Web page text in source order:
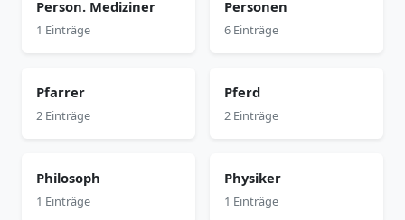
Person. Mediziner
1 Einträge
Personen
6 Einträge
Pfarrer
2 Einträge
Pferd
2 Einträge
Philosoph
1 Einträge
Physiker
1 Einträge